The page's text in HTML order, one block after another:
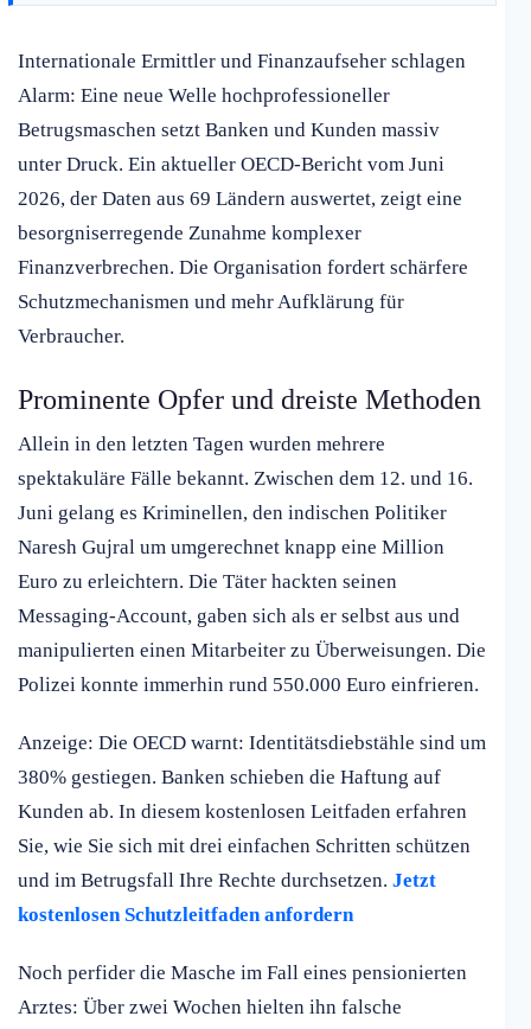
Internationale Ermittler und Finanzaufseher schlagen
Alarm: Eine neue Welle hochprofessioneller
Betrugsmaschen setzt Banken und Kunden massiv
unter Druck. Ein aktueller OECD-Bericht vom Juni
2026, der Daten aus 69 Ländern auswertet, zeigt eine
besorgniserregende Zunahme komplexer
Finanzverbrechen. Die Organisation fordert schärfere
Schutzmechanismen und mehr Aufklärung für
Verbraucher.
Prominente Opfer und dreiste Methoden
Allein in den letzten Tagen wurden mehrere
spektakuläre Fälle bekannt. Zwischen dem 12. und 16.
Juni gelang es Kriminellen, den indischen Politiker
Naresh Gujral um umgerechnet knapp eine Million
Euro zu erleichtern. Die Täter hackten seinen
Messaging-Account, gaben sich als er selbst aus und
manipulierten einen Mitarbeiter zu Überweisungen. Die
Polizei konnte immerhin rund 550.000 Euro einfrieren.
Anzeige: Die OECD warnt: Identitätsdiebstähle sind um
380% gestiegen. Banken schieben die Haftung auf
Kunden ab. In diesem kostenlosen Leitfaden erfahren
Sie, wie Sie sich mit drei einfachen Schritten schützen
und im Betrugsfall Ihre Rechte durchsetzen. Jetzt
kostenlosen Schutzleitfaden anfordern
Noch perfider die Masche im Fall eines pensionierten
Arztes: Über zwei Wochen hielten ihn falsche